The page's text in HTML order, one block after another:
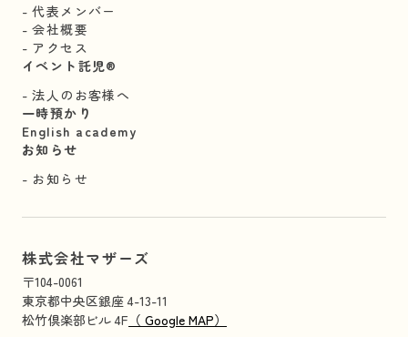
代表メンバー
会社概要
アクセス
イベント託児®︎
法人のお客様へ
一時預かり
English academy
お知らせ
お知らせ
株式会社マザーズ
〒104-0061
東京都中央区銀座 4-13-11
松竹倶楽部ビル 4F （ Google MAP）